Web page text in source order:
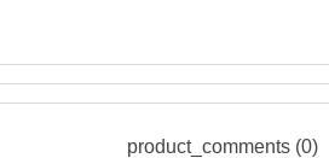
product_comments (0)